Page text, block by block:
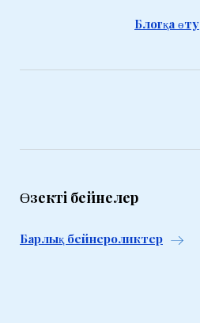
Блогқа өту
Өзекті бейнелер
Барлық бейнероликтер